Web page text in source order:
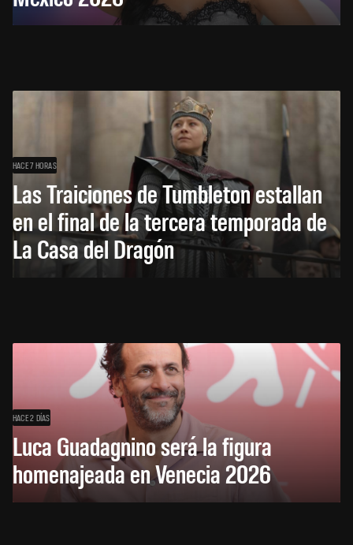
HACE 7 HORAS
Las Traiciones de Tumbleton estallan
en el final de la tercera temporada de
La Casa del Dragón
HACE 2 DÍAS
Luca Guadagnino será la figura
homenajeada en Venecia 2026